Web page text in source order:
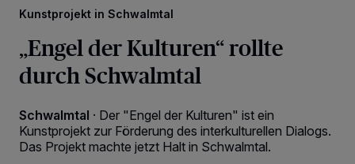
Kunstprojekt in Schwalmtal
„Engel der Kulturen“ rollte
durch Schwalmtal
Schwalmtal · Der "Engel der Kulturen" ist ein
Kunstprojekt zur Förderung des interkulturellen Dialogs.
Das Projekt machte jetzt Halt in Schwalmtal.
Wir und unsere 218
-Partner speichern und greifen auf
personenbezogene Daten wie Browserdaten oder eindeutige
Kennungen auf Ihrem Gerät zu. Durch Auswahl von OK aktivieren Sie
Tracking-Technologien für die unter „Wir und unsere Partner
Anzeigen möglicherweise nicht mehr so relevant für Sie. Sie können
dieses Menü jederzeit wieder aufrufen, um Ihre Einstellungen zu
ändern oder Ihre Einwilligung zu widerrufen, indem Sie auf den Link
Einstellungen oder Ablehnen am unteren Rand der Webseite klicken.